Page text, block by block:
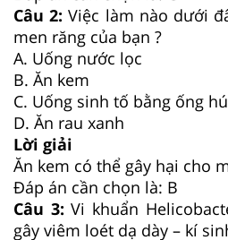
Câu 2:Việc làm nào dưới
men răng của bạn ?
A. Uống nước lọc
B. Ăn kem
C. Uống sinh tố bằng ống
D. Ăn rau xanh
Lời giải
Ăn kem có thể gây hại cho
Đáp án cần chọn là: B
Câu 3:Vi khuẩn
gây viêm loét dạ dày – kí